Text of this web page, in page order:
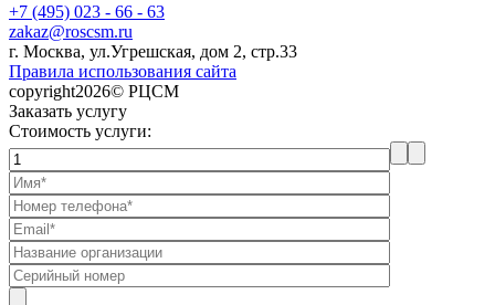
+7 (495) 023 - 66 - 63
zakaz@roscsm.ru
г. Москва, ул.Угрешская, дом 2, стр.33
Правила использования сайта
copyright2026© РЦСМ
Заказать услугу
Стоимость услуги: